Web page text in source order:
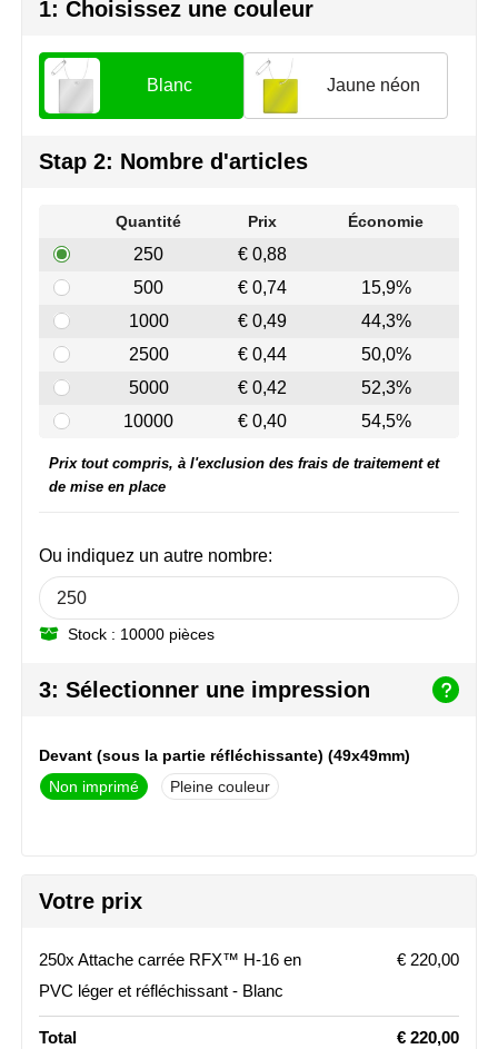
Vêtements de sport
Sacs
Sécurité, voiture & vélo
Loisirs, jeux & plein air
Join the pipe
Kambukka
Lipton
MagLite
Marvin's
Mentos
Mepal
MiniMAX
Moleskine
Ocean Bottle
Orrefors
Philips
Stanley
1: Choisissez une couleur
Blanc Jaune néon
Stap 2: Nombre d'articles
Quantité Prix Économie
250
€ 0,88
500
€ 0,74
15,9%
1000
€ 0,49
44,3%
2500
€ 0,44
50,0%
5000
€ 0,42
52,3%
10000
€ 0,40 54,5%
Ou indiquez un autre nombre:
Stock : 10000 pièces
Prix tout compris, à l'exclusion des frais de traitement et
de mise en place
3: Sélectionner une impression
Devant (sous la partie réfléchissante) (49x49mm)
Non imprimé
Pleine couleur
Votre prix
250x Attache carrée RFX™ H-16 en
PVC léger et réfléchissant - Blanc
€ 220,00
Total
€ 220,00